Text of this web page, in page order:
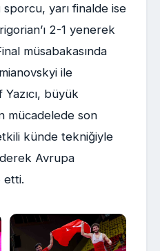
yarı finalde ise
2-1 yenerek
müsabakasında
ile
büyük
mücadelede son
künde tekniğiyle
Avrupa
etti.